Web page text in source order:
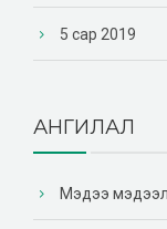
5 сар 2019
АНГИЛАЛ
Мэдээ